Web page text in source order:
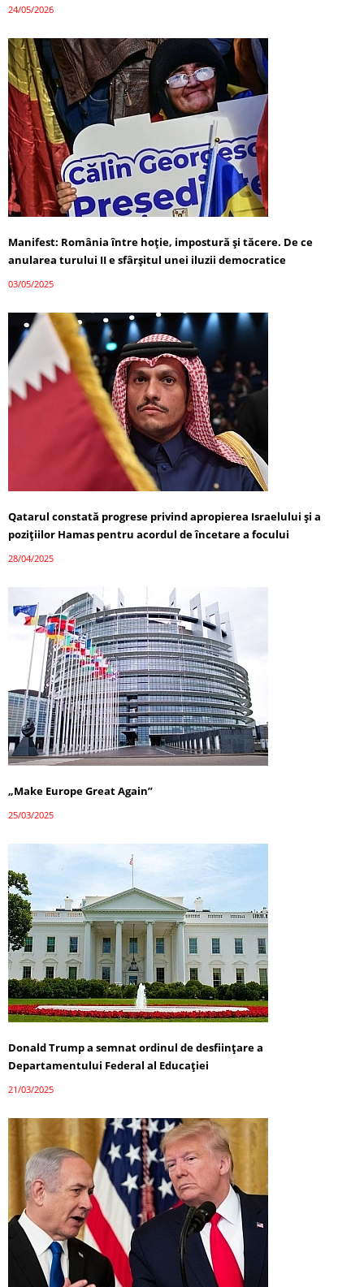
24/05/2026
Manifest: România între hoție, impostură și tăcere. De ce
anularea turului II e sfârșitul unei iluzii democratice
03/05/2025
Qatarul constată progrese privind apropierea Israelului și a
pozițiilor Hamas pentru acordul de încetare a focului
28/04/2025
„Make Europe Great Again”
25/03/2025
Donald Trump a semnat ordinul de desființare a
Departamentului Federal al Educației
21/03/2025